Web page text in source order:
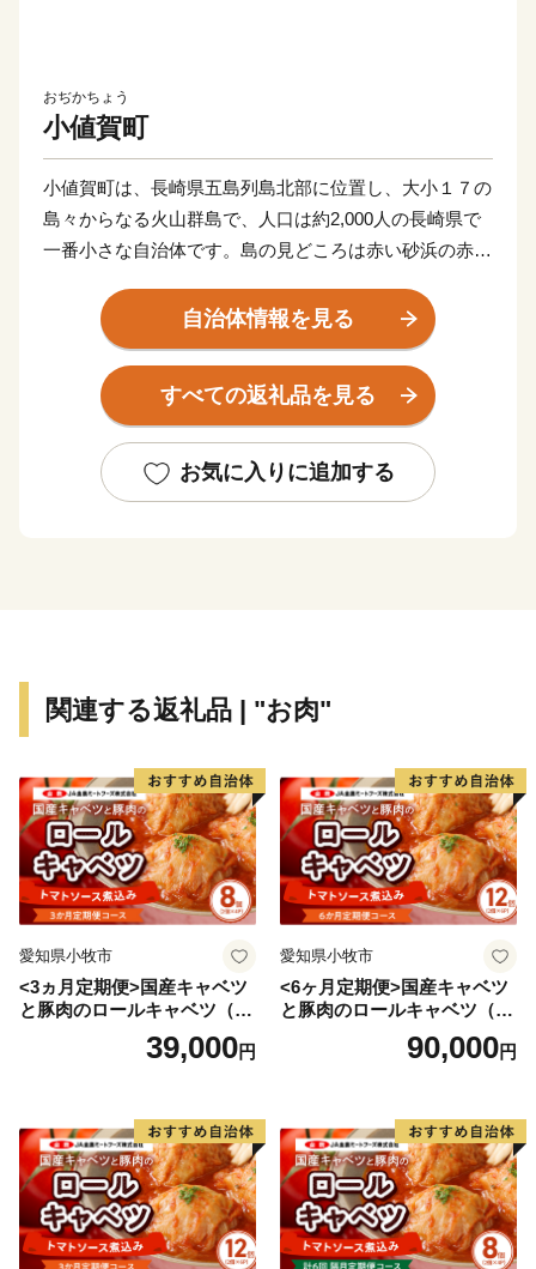
おぢかちょう
小値賀町
小値賀町は、長崎県五島列島北部に位置し、大小１７の
島々からなる火山群島で、人口は約2,000人の長崎県で
一番小さな自治体です。島の見どころは赤い砂浜の赤浜
ある斑島のポットホール、日本名松百選に選定されてい
る姫の松原などがあり、小値賀町のほぼ全域が西海国立
公園の指定を受けています。また、一部の地域は国の重
要文化的景観に選定されている他、長崎県で唯一「日本
小値賀島の東に位置する野崎島には、２０１８年７月に
牛の畜産が盛んに営まれています。小値賀町は古くから
ています。水産業では一本釣を中心に漁船漁業が営まれ
ており、市場での評価が高いイサキを「値賀咲」、タチ
ウオを「白銀」と称し、小値賀町のブランド魚として出
荷しています。
や、古民家再生の権威アレックス・カー氏が監修し、築
１００年以上の古民家をリノベーションした古民家ステ
また、島ではおもてなしの心を大事にしており、２００
７年から行われたアメリカの教育団体「ピープル・ト
ゥ・ピープル」による国際親善大使派遣プログラムで
は、小値賀町の民泊体験を通した人の温かさが高い評価
を受け、世界一の評価を2年連続で受けました。
自治体情報を見る
すべての返礼品を見る
お気に入りに追加する
関連する返礼品 | "お肉"
愛知県小牧市
<3ヵ月定期便>国産キャベツ
と豚肉のロールキャベツ（4P
39,000円
愛知県小牧市
<6ヶ月定期便>国産キャベツ
と豚肉のロールキャベツ（6P
90,000円